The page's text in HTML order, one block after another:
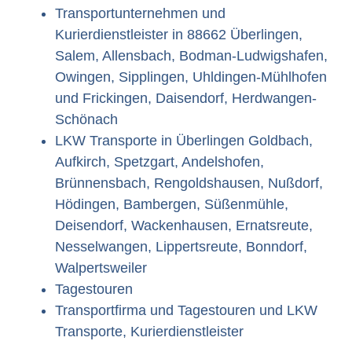
Transportunternehmen und
Kurierdienstleister in 88662 Überlingen,
Salem, Allensbach, Bodman-Ludwigshafen,
Owingen, Sipplingen, Uhldingen-Mühlhofen
und Frickingen, Daisendorf, Herdwangen-
Schönach
LKW Transporte in Überlingen Goldbach,
Aufkirch, Spetzgart, Andelshofen,
Brünnensbach, Rengoldshausen, Nußdorf,
Hödingen, Bambergen, Süßenmühle,
Deisendorf, Wackenhausen, Ernatsreute,
Nesselwangen, Lippertsreute, Bonndorf,
Walpertsweiler
Tagestouren
Transportfirma und Tagestouren und LKW
Transporte, Kurierdienstleister